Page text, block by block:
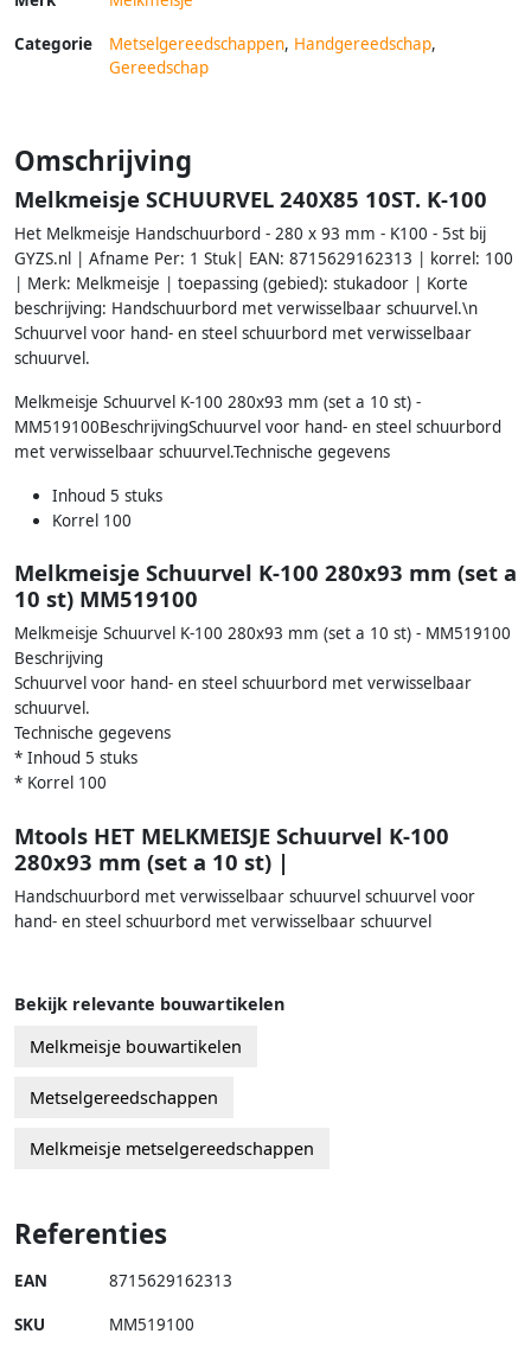
Categorie Metselgereedschappen, Handgereedschap,
Gereedschap
Omschrijving
Melkmeisje SCHUURVEL 240X85 10ST. K-100
Het Melkmeisje Handschuurbord - 280 x 93 mm - K100 - 5st bij
GYZS.nl | Afname Per: 1 Stuk| EAN: 8715629162313 | korrel: 100
| Merk: Melkmeisje | toepassing (gebied): stukadoor | Korte
beschrijving: Handschuurbord met verwisselbaar schuurvel.\n
Schuurvel voor hand- en steel schuurbord met verwisselbaar
schuurvel.
Melkmeisje Schuurvel K-100 280x93 mm (set a 10 st) -
MM519100BeschrijvingSchuurvel voor hand- en steel schuurbord
met verwisselbaar schuurvel.Technische gegevens
Inhoud 5 stuks
Korrel 100
Melkmeisje Schuurvel K-100 280x93 mm (set a
10 st) MM519100
Melkmeisje Schuurvel K-100 280x93 mm (set a 10 st) - MM519100
Beschrijving
Schuurvel voor hand- en steel schuurbord met verwisselbaar
schuurvel.
Technische gegevens
* Inhoud 5 stuks
* Korrel 100
Mtools HET MELKMEISJE Schuurvel K-100
280x93 mm (set a 10 st) |
Handschuurbord met verwisselbaar schuurvel schuurvel voor
hand- en steel schuurbord met verwisselbaar schuurvel
Bekijk relevante bouwartikelen
Melkmeisje bouwartikelen
Metselgereedschappen
Melkmeisje metselgereedschappen
Referenties
EAN 8715629162313
SKU MM519100